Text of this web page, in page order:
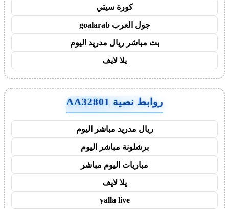
كورة سيتي
جول العرب goalarab
بث مباشر ريال مدريد اليوم
يلا لايف
روابط نصية AA32801
ريال مدريد مباشر اليوم
برشلونة مباشر اليوم
مباريات اليوم مباشر
يلا لايف
yalla live